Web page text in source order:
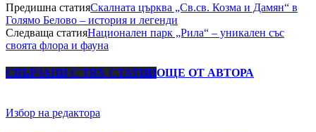
Предишна статияСкалната църква „Св.св. Козма и Дамян“ в
Голямо Белово – история и легенди
Следваща статияНационален парк „Рила“ – уникален със
своята флора и фауна
СВЪРЗАНИ С ТЯХ СТАТИИОЩЕ ОТ АВТОРА
Избор на редактора